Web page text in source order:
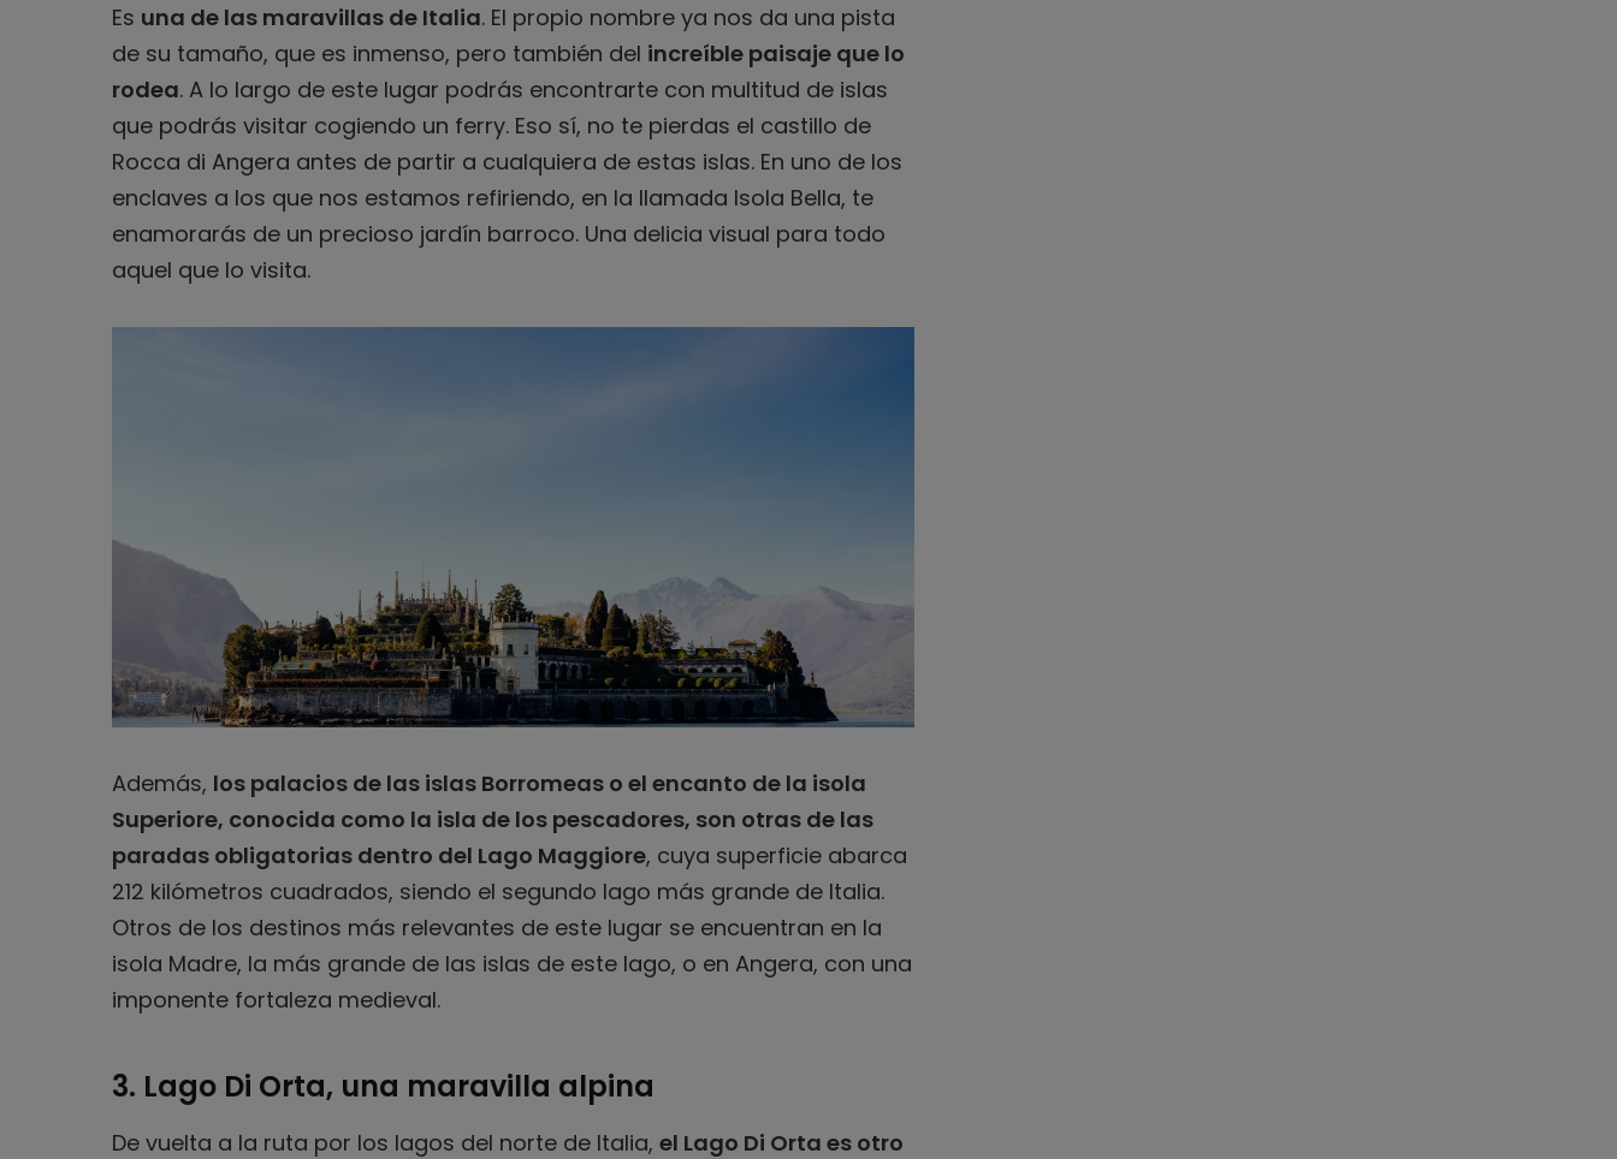
Es una de las maravillas de Italia. El propio nombre ya nos da una pista
de su tamaño, que es inmenso, pero también del increíble paisaje que lo
rodea. A lo largo de este lugar podrás encontrarte con multitud de islas
que podrás visitar cogiendo un ferry. Eso sí, no te pierdas el castillo de
Rocca di Angera antes de partir a cualquiera de estas islas. En uno de los
enclaves a los que nos estamos refiriendo, en la llamada Isola Bella, te
enamorarás de un precioso jardín barroco. Una delicia visual para todo
aquel que lo visita.
Además, los palacios de las islas Borromeas o el encanto de la isola
Superiore, conocida como la isla de los pescadores, son otras de las
paradas obligatorias dentro del Lago Maggiore, cuya superficie abarca
212 kilómetros cuadrados, siendo el segundo lago más grande de Italia.
Otros de los destinos más relevantes de este lugar se encuentran en la
isola Madre, la más grande de las islas de este lago, o en Angera, con una
imponente fortaleza medieval.
3. Lago Di Orta, una maravilla alpina
De vuelta a la ruta por los lagos del norte de Italia, el Lago Di Orta es otro